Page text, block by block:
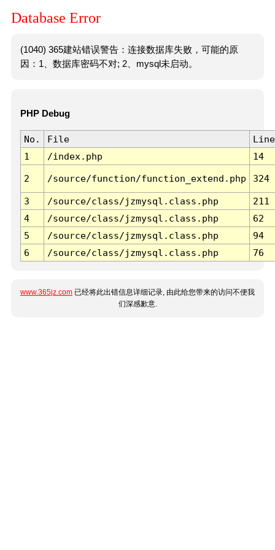
Database Error
(1040) 365建站错误警告：连接数据库失败，可能的原
因：1、数据库密码不对; 2、mysql未启动。
PHP Debug
No. File
Line
1
/index.php 14
2 /source/function/function_extend.php 324
3 /source/class/jzmysql.class.php
211
4
/source/class/jzmysql.class.php
62
5
/source/class/jzmysql.class.php
94
6
/source/class/jzmysql.class.php 76
www.365jz.com 已经将此出错信息详细记录, 由此给您带来的访问不便我
们深感歉意.